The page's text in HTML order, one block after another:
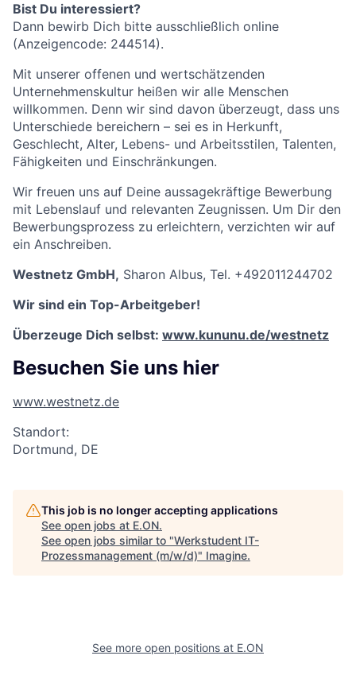
Bist Du interessiert?
Dann bewirb Dich bitte ausschließlich online
(Anzeigencode: 244514).
Mit unserer offenen und wertschätzenden
Unternehmenskultur heißen wir alle Menschen
willkommen. Denn wir sind davon überzeugt, dass uns
Unterschiede bereichern – sei es in Herkunft,
Geschlecht, Alter, Lebens- und Arbeitsstilen, Talenten,
Fähigkeiten und Einschränkungen.
Wir freuen uns auf Deine aussagekräftige Bewerbung
mit Lebenslauf und relevanten Zeugnissen. Um Dir den
Bewerbungsprozess zu erleichtern, verzichten wir auf
ein Anschreiben.
Westnetz GmbH, Sharon Albus, Tel. +492011244702
Wir sind ein Top-Arbeitgeber!
Überzeuge Dich selbst: www.kununu.de/westnetz
Besuchen Sie uns hier
www.westnetz.de
Standort:
Dortmund, DE
This job is no longer accepting applications
See open jobs at E.ON.
See open jobs similar to "Werkstudent IT-
Prozessmanagement (m/w/d)" Imagine.
See more open positions at E.ON